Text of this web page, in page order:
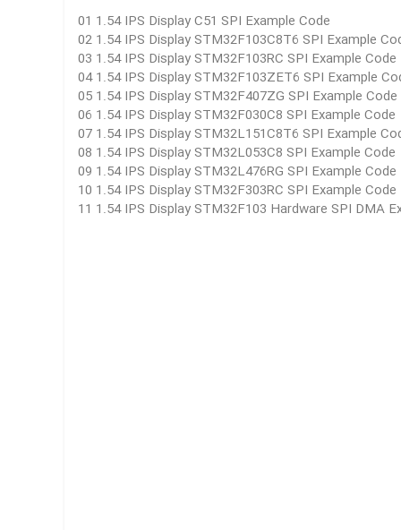
01 1.54 IPS Display C51 SPI Example Code
02 1.54 IPS Display STM32F103C8T6 SPI Example
03 1.54 IPS Display STM32F103RC SPI Example
04 1.54 IPS Display STM32F103ZET6 SPI Example
05 1.54 IPS Display STM32F407ZG SPI Example
06 1.54 IPS Display STM32F030C8 SPI Example
07 1.54 IPS Display STM32L151C8T6 SPI Example
08 1.54 IPS Display STM32L053C8 SPI Example
09 1.54 IPS Display STM32L476RG SPI Example
10 1.54 IPS Display STM32F303RC SPI Example
11 1.54 IPS Display STM32F103 Hardware SPI DMA